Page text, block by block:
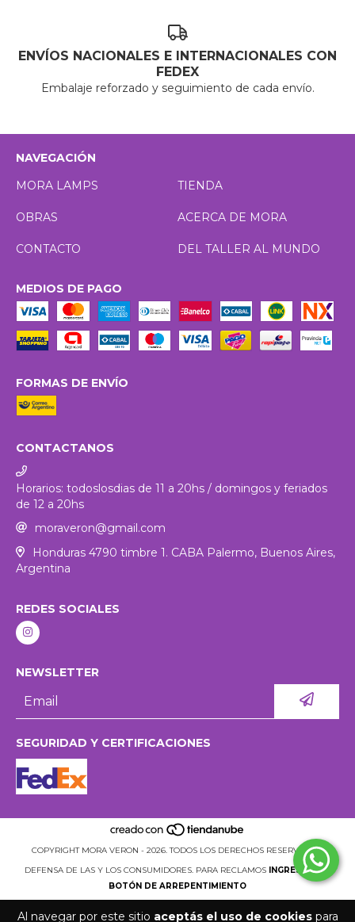
Al navegar por este sitio aceptás el uso de cookiespara
ENVÍOS NACIONALES E INTERNACIONALES CON
FEDEX
Embalaje reforzado y seguimiento de cada envío.
NAVEGACIÓN
MORA LAMPS
TIENDA
OBRAS ACERCA DE MORA
CONTACTO DEL TALLER AL MUNDO
MEDIOS DE PAGO
FORMAS DE ENVÍO
CONTACTANOS
Horarios: todoslosdias de 11 a 20hs / domingos y feriados
de 12 a 20hs
moraveron@gmail.com
Honduras 4790 timbre 1. CABA Palermo, Buenos Aires,
Argentina
REDES SOCIALES
NEWSLETTER
SEGURIDAD Y CERTIFICACIONES
COPYRIGHT MORA VERON - 2026. TODOS LOS DERECHOS RESERVADOS.
DEFENSA DE LAS Y LOS CONSUMIDORES. PARA RECLAMOS
INGRESÁ ACÁ.
BOTÓN DE ARREPENTIMIENTO